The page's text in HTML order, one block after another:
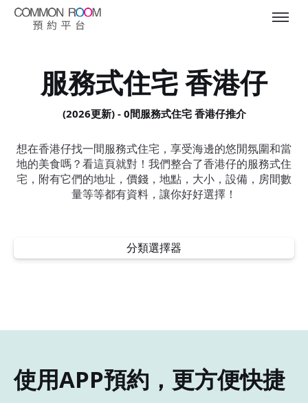
服務式住宅 香港仔
(2026更新) - 0間服務式住宅 香港仔推介
想在香港仔找一間服務式住宅，享受海邊的悠閒氛圍和當
地的美食嗎？看這頁就對！我們整合了香港仔的服務式住
宅，附有它們的地址，價錢，地點，大小，設備，房間數
量等等都有資料，讓你好好選擇！
分類選擇器
使用APP預約，更方便快捷